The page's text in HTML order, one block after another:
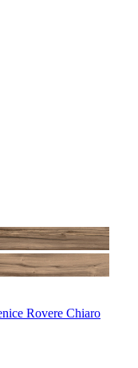
Rovere Chiaro